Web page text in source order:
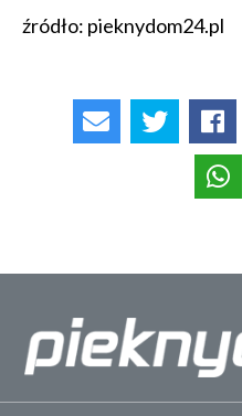
źródło: pieknydom24.pl